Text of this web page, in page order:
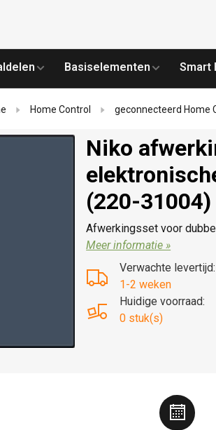
Basiselementen Smart
Home Control geconnecteerd Home
Niko
(220-31004)
Afwerkingsset voor
Meer informatie »
Verwachte levertijd:
1-2 weken
Huidige voorraad:
0 stuk(s)